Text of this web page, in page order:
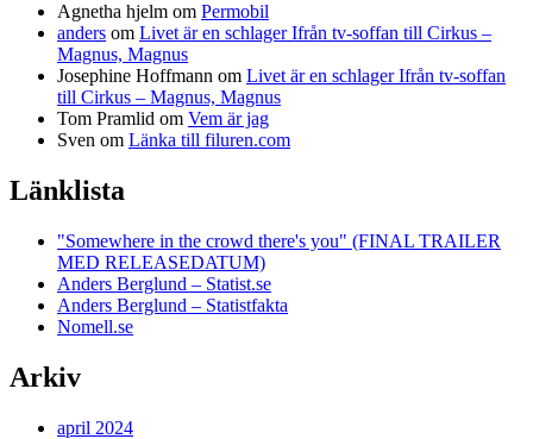
Agnetha hjelm om Permobil
anders om Livet är en schlager Ifrån tv-soffan till Cirkus –
Magnus, Magnus
Josephine Hoffmann om Livet är en schlager Ifrån tv-soffan
till Cirkus – Magnus, Magnus
Tom Pramlid om Vem är jag
Sven om Länka till filuren.com
Länklista
"Somewhere in the crowd there's you" (FINAL TRAILER
MED RELEASEDATUM)
Anders Berglund – Statist.se
Anders Berglund – Statistfakta
Nomell.se
Arkiv
april 2024